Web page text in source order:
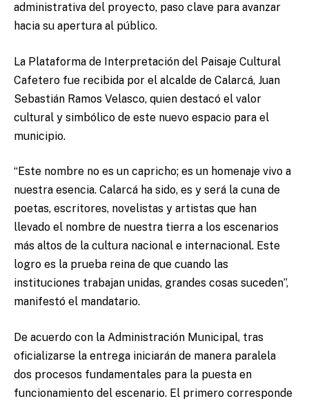
administrativa del proyecto, paso clave para avanzar
hacia su apertura al público.
La Plataforma de Interpretación del Paisaje Cultural
Cafetero fue recibida por el alcalde de Calarcá, Juan
Sebastián Ramos Velasco, quien destacó el valor
cultural y simbólico de este nuevo espacio para el
municipio.
“Este nombre no es un capricho; es un homenaje vivo a
nuestra esencia. Calarcá ha sido, es y será la cuna de
poetas, escritores, novelistas y artistas que han
llevado el nombre de nuestra tierra a los escenarios
más altos de la cultura nacional e internacional. Este
logro es la prueba reina de que cuando las
instituciones trabajan unidas, grandes cosas suceden”,
manifestó el mandatario.
De acuerdo con la Administración Municipal, tras
oficializarse la entrega iniciarán de manera paralela
dos procesos fundamentales para la puesta en
funcionamiento del escenario. El primero corresponde